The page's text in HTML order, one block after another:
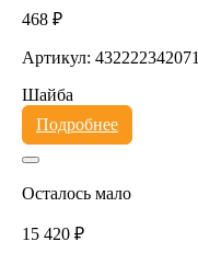
468 ₽
Артикул: 432222342071
Шайба
Подробнее
Осталось мало
15 420 ₽